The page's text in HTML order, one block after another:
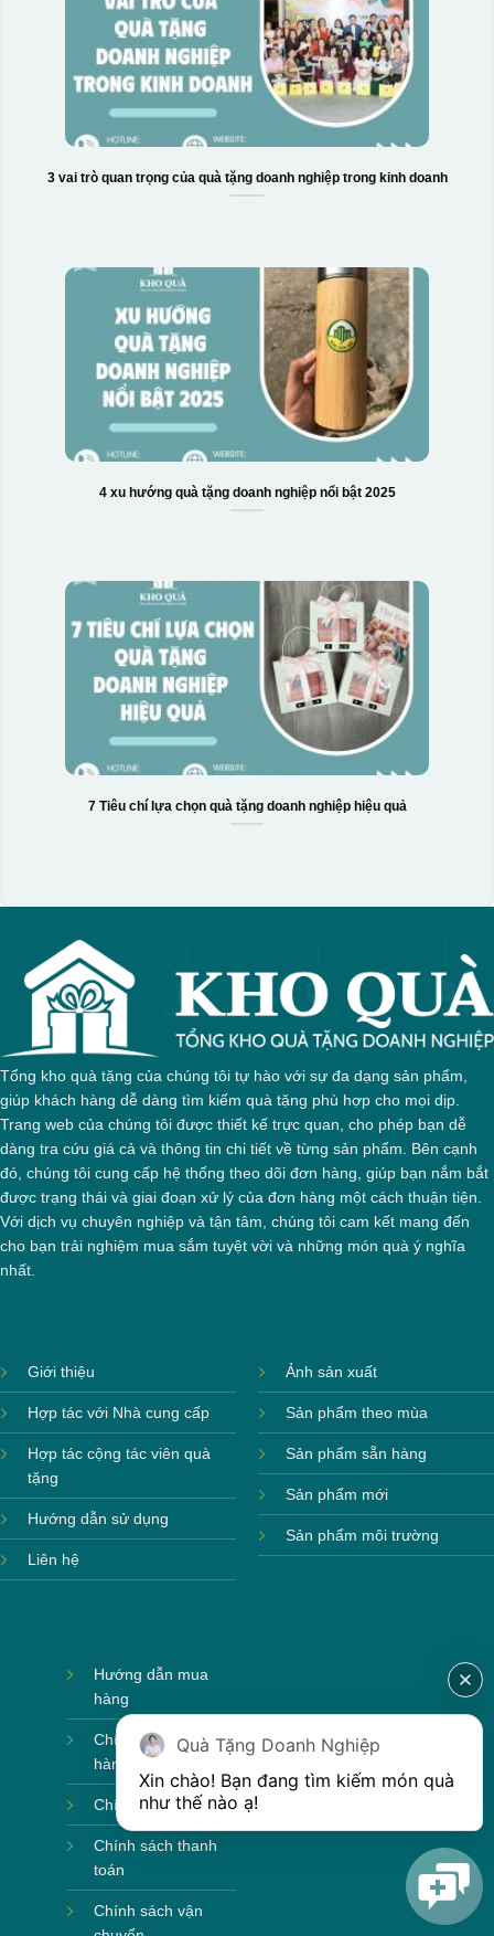
3 vai trò quan trọng của quà tặng doanh nghiệp trong kinh doanh
4 xu hướng quà tặng doanh nghiệp nổi bật 2025
7 Tiêu chí lựa chọn quà tặng doanh nghiệp hiệu quả
Tổng kho quà tặng của chúng tôi tự hào với sự đa dạng sản phẩm,
giúp khách hàng dễ dàng tìm kiếm quà tặng phù hợp cho mọi dịp.
Trang web của chúng tôi được thiết kế trực quan, cho phép bạn dễ
dàng tra cứu giá cả và thông tin chi tiết về từng sản phẩm. Bên cạnh
đó, chúng tôi cung cấp hệ thống theo dõi đơn hàng, giúp bạn nắm bắt
được trạng thái và giai đoạn xử lý của đơn hàng một cách thuận tiện.
Với dịch vụ chuyên nghiệp và tận tâm, chúng tôi cam kết mang đến
cho bạn trải nghiệm mua sắm tuyệt vời và những món quà ý nghĩa
nhất.
Giới thiệu
Hợp tác với Nhà cung cấp
Hợp tác cộng tác viên quà
tặng
Hướng dẫn sử dụng
Liên hệ
Ảnh sản xuất
Sản phẩm theo mùa
Sản phẩm sẵn hàng
Sản phẩm mới
Sản phẩm môi trường
Hướng dẫn mua
hàng
Chính sách bảo
hành
Chính sách bảo mật
Chính sách thanh
toán
Chính sách vận
Quà Tặng Doanh Nghiệp
Xin chào! Bạn đang tìm kiếm món quà
như thế nào ạ!